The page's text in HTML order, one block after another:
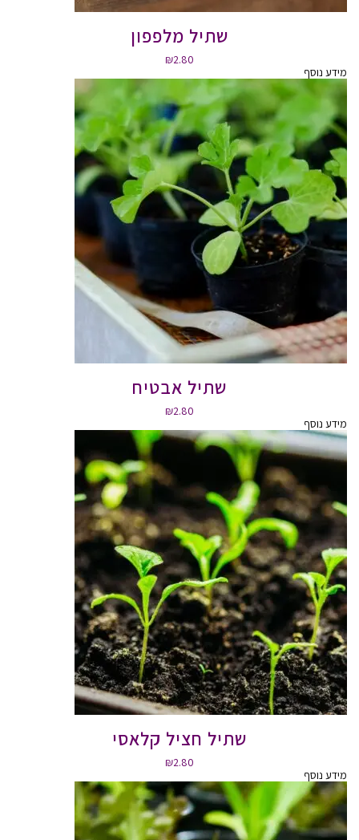
שתיל מלפפון
₪2.80
מידע נוסף
שתיל אבטיח
₪2.80
מידע נוסף
שתיל חציל קלאסי
₪2.80
מידע נוסף